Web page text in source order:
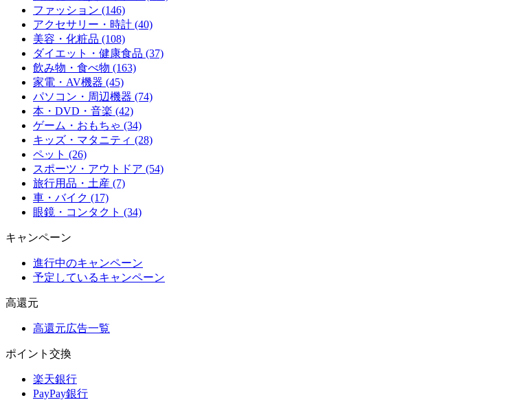
ファッション (146)
アクセサリー・時計 (40)
美容・化粧品 (108)
ダイエット・健康食品 (37)
飲み物・食べ物 (163)
家電・AV機器 (45)
パソコン・周辺機器 (74)
本・DVD・音楽 (42)
ゲーム・おもちゃ (34)
キッズ・マタニティ (28)
ペット (26)
スポーツ・アウトドア (54)
旅行用品・土産 (7)
車・バイク (17)
眼鏡・コンタクト (34)
キャンペーン
進行中のキャンペーン
予定しているキャンペーン
高還元
高還元広告一覧
ポイント交換
楽天銀行
PayPay銀行